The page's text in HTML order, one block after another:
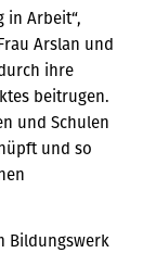
in Arbeit“,
Arslan und
ihre
beitrugen.
und Schulen
und so
Bildungswerk